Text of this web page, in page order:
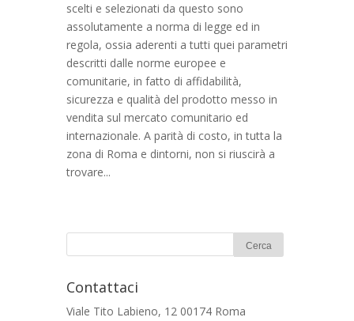
scelti e selezionati da questo sono
assolutamente a norma di legge ed in
regola, ossia aderenti a tutti quei parametri
descritti dalle norme europee e
comunitarie, in fatto di affidabilità,
sicurezza e qualità del prodotto messo in
vendita sul mercato comunitario ed
internazionale. A parità di costo, in tutta la
zona di Roma e dintorni, non si riuscirà a
trovare...
Contattaci
Viale Tito Labieno, 12 00174 Roma